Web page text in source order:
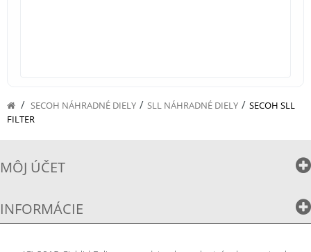
/ SECOH NÁHRADNÉ DIELY / SLL NÁHRADNÉ DIELY / SECOH SLL
FILTER
MÔJ ÚČET
INFORMÁCIE